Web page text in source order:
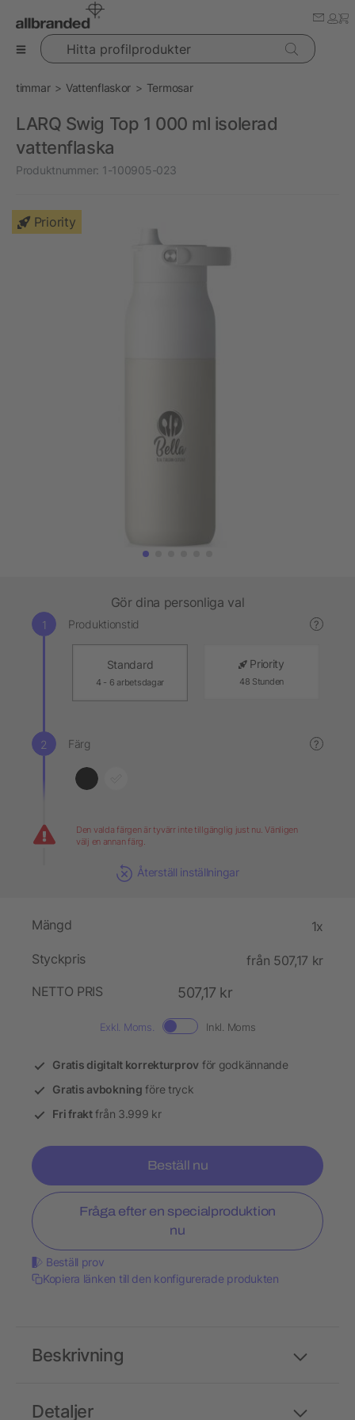
Hitta profilprodukter
timmar Vattenflaskor Termosar
LARQ Swig Top 1 000 ml isolerad
vattenflaska
Produktnummer: 1-100905-023
Priority
Gör dina personliga val
Produktionstid ?
Standard
4 - 6 arbetsdagar
Priority
48 Stunden
Färg ?
Den valda färgen är tyvärr inte tillgänglig just nu. Vänligen
välj en annan färg.
Återställ inställningar
Mängd 1x
Styckpris
från 507,17 kr
NETTO PRIS
507,17 kr
Exkl. Moms. Inkl. Moms
Gratis digitalt korrekturprov för godkännande
Gratis avbokning före tryck
Fri fraktfrån 3.999 kr
Beställ nu
Fråga efter en specialproduktion
nu
Beställ prov
Kopiera länken till den konfigurerade produkten
Detaljer
Beskrivning